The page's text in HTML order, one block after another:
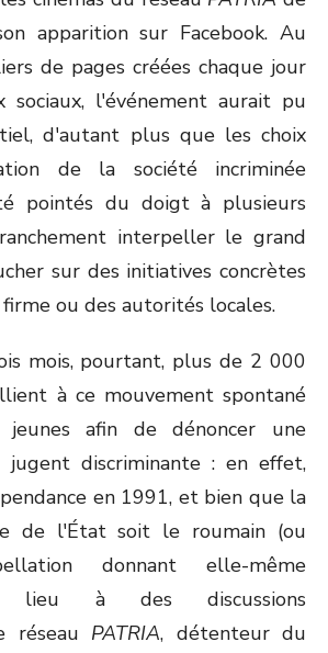
apparition sur Facebook. Au
de pages créées chaque jour
sociaux, l'événement aurait pu
d'autant plus que les choix
de la société incriminée
pointés du doigt à plusieurs
interpeller le grand
sur des initiatives concrètes
ou des autorités locales.
mois, pourtant, plus de 2 000
à ce mouvement spontané
afin de dénoncer une
discriminante : en effet,
en 1991, et bien que la
de l'État soit le roumain (ou
donnant elle-même
lieu à des discussions
réseau PATRIA, détenteur du